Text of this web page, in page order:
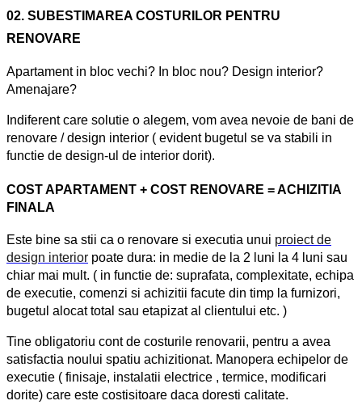
02. SUBESTIMAREA COSTURILOR PENTRU
RENOVARE
Apartament in bloc vechi? In bloc nou? Design interior?
Amenajare?
Indiferent care solutie o alegem, vom avea nevoie de bani de
renovare / design interior ( evident bugetul se va stabili in
functie de design-ul de interior dorit).
COST APARTAMENT + COST RENOVARE = ACHIZITIA
FINALA
Este bine sa stii ca o renovare si executia unui proiect de
design interior poate dura: in medie de la 2 luni la 4 luni sau
chiar mai mult. ( in functie de: suprafata, complexitate, echipa
de executie, comenzi si achizitii facute din timp la furnizori,
bugetul alocat total sau etapizat al clientului etc. )
Tine obligatoriu cont de costurile renovarii, pentru a avea
satisfactia noului spatiu achizitionat. Manopera echipelor de
executie ( finisaje, instalatii electrice , termice, modificari
dorite) care este costisitoare daca doresti calitate.